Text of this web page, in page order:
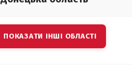
ПОКАЗАТИ ІНШІ ОБЛАСТІ